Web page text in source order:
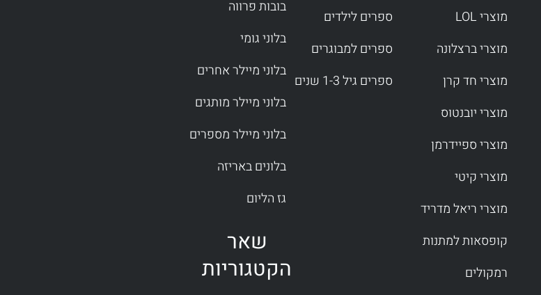
מוצרי LOL
מוצרי ברצלונה
מוצרי חד קרן
מוצרי יובנטוס
מוצרי ספיידרמן
מוצרי קיטי
מוצרי ריאל מדריד
קופסאות למתנות
רמקולים
ספרים לילדים
ספרים למבוגרים
ספרים גיל 1-3 שנים
בובות פרווה
בלוני גומי
בלוני מיילר אחרים
בלוני מיילר מותגים
בלוני מיילר מספרים
בלונים באריזה
גז הליום
שאר
הקטגוריות